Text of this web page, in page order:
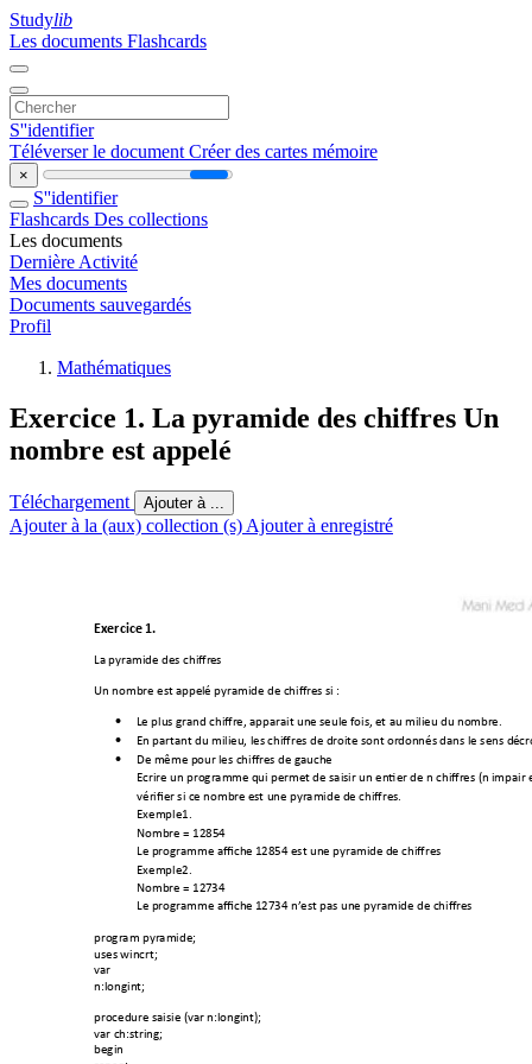
Studylib
Les documents Flashcards
S''identifier
Téléverser le document Créer des cartes mémoire
×
S''identifier
Flashcards Des collections
Les documents
Dernière Activité
Mes documents
Documents sauvegardés
Profil
Mathématiques
Exercice 1. La pyramide des chiffres Un
nombre est appelé
Téléchargement Ajouter à ...
Ajouter à la (aux) collection (s) Ajouter à enregistré
Exercice 1.
La pyramide des chiffres
Un nombre est appelé pyramide de chiffres si :
 Le plus grand chiffre, apparait une seule fois, et au milieu du nombre.
 En partant du milieu, les chiffres de droite sont ordonnés dans le sens dé
 De même pour les chiffres de gauche
Ecrire un programme qui permet de saisir un entier de n chiffres (n impair
vérifier si ce nombre est une pyramide de chiffres.
Exemple1.
Nombre = 12854
Le programme affiche 12854 est une pyramide de chiffres
Exemple2.
Nombre = 12734
Le programme affiche 12734 n’est pas une pyramide de chiffres
program pyramide;
uses wincrt;
var
n:longint;
procedure saisie (var n:longint);
var ch:string;
begin